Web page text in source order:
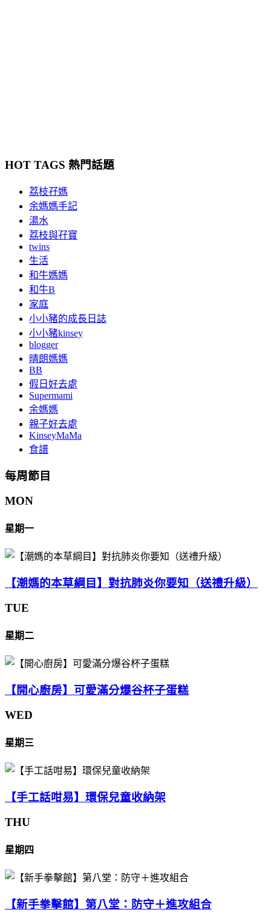
HOT TAGS 熱門話題
荔枝孖媽
余媽媽手記
湯水
荔枝與孖寶
twins
生活
和牛媽媽
和牛B
家庭
小小豬的成長日誌
小小豬kinsey
blogger
晴朗媽媽
BB
假日好去處
Supermami
余媽媽
親子好去處
KinseyMaMa
食譜
每周節目
MON
星期一
【潮媽的本草綱目】對抗肺炎你要知（送禮升級）
TUE
星期二
【開心廚房】可愛滿分爆谷杯子蛋糕
WED
星期三
【手工話咁易】環保兒童收納架
THU
星期四
【新手拳擊館】第八堂：防守＋進攻組合